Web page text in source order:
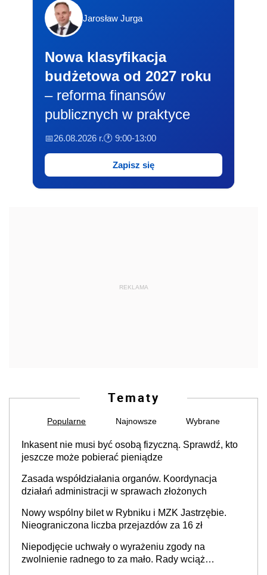
Jarosław Jurga
Nowa klasyfikacja
budżetowa od 2027 roku
– reforma finansów
publicznych w praktyce
📅26.08.2026 r.🕐 9:00-13:00
Zapisz się
REKLAMA
Tematy
Popularne Najnowsze Wybrane
Inkasent nie musi być osobą fizyczną. Sprawdź, kto
jeszcze może pobierać pieniądze
Zasada współdziałania organów. Koordynacja
działań administracji w sprawach złożonych
Nowy wspólny bilet w Rybniku i MZK Jastrzębie.
Nieograniczona liczba przejazdów za 16 zł
Niepodjęcie uchwały o wyrażeniu zgody na
zwolnienie radnego to za mało. Rady wciąż